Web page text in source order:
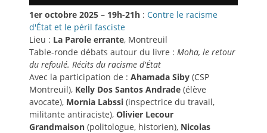
fenêtre)
1er octobre 2025 – 19h-21h : Contre le racisme
d'État et le péril fasciste
Lieu : La Parole errante, Montreuil
Table-ronde débats autour du livre : Moha, le retour
du refoulé. Récits du racisme d'État
Avec la participation de : Ahamada Siby (CSP
Montreuil), Kelly Dos Santos Andrade (élève
avocate), Mornia Labssi (inspectrice du travail,
militante antiraciste), Olivier Lecour
Grandmaison (politologue, historien), Nicolas